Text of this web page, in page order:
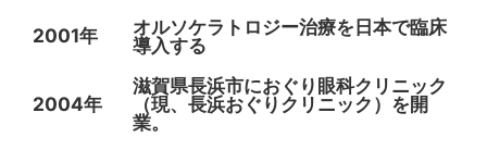
2001年
オルソケラトロジー治療を日本で臨床
導入する
2004年
滋賀県長浜市におぐり眼科クリニック
（現、長浜おぐりクリニック）を開
業。